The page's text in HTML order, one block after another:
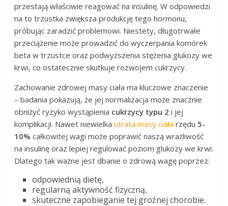
przestają właściwie reagować na insulinę. W odpowiedzi
na to trzustka zwiększa produkcję tego hormonu,
próbując zaradzić problemowi. Niestety, długotrwałe
przeciążenie może prowadzić do wyczerpania komórek
beta w trzustce oraz podwyższenia stężenia glukozy we
krwi, co ostatecznie skutkuje rozwojem cukrzycy.
Zachowanie zdrowej masy ciała ma kluczowe znaczenie
– badania pokazują, że jej normalizacja może znacznie
obniżyć ryzyko wystąpienia cukrzycy typu 2 i jej
komplikacji. Nawet niewielkautrata masy ciała rzędu 5-
10% całkowitej wagi może poprawić naszą wrażliwość
na insulinę oraz lepiej regulować poziom glukozy we krwi.
Dlatego tak ważne jest dbanie o zdrową wagę poprzez:
odpowiednią dietę,
regularną aktywność fizyczną,
skuteczne zapobieganie tej groźnej chorobie.